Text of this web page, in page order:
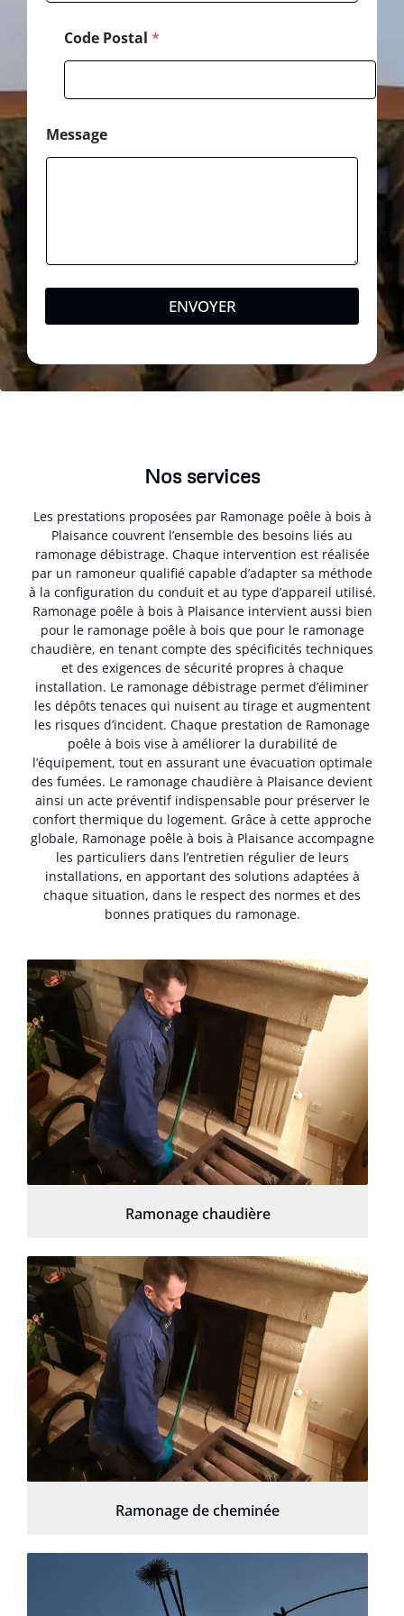
Code Postal *
Message
ENVOYER
Nos services
Les prestations proposées par Ramonage poêle à bois à
Plaisance couvrent l’ensemble des besoins liés au
ramonage débistrage. Chaque intervention est réalisée
par un ramoneur qualifié capable d’adapter sa méthode
à la configuration du conduit et au type d’appareil utilisé.
Ramonage poêle à bois à Plaisance intervient aussi bien
pour le ramonage poêle à bois que pour le ramonage
chaudière, en tenant compte des spécificités techniques
et des exigences de sécurité propres à chaque
installation. Le ramonage débistrage permet d’éliminer
les dépôts tenaces qui nuisent au tirage et augmentent
les risques d’incident. Chaque prestation de Ramonage
poêle à bois vise à améliorer la durabilité de
l’équipement, tout en assurant une évacuation optimale
des fumées. Le ramonage chaudière à Plaisance devient
ainsi un acte préventif indispensable pour préserver le
confort thermique du logement. Grâce à cette approche
globale, Ramonage poêle à bois à Plaisance accompagne
les particuliers dans l’entretien régulier de leurs
installations, en apportant des solutions adaptées à
chaque situation, dans le respect des normes et des
bonnes pratiques du ramonage.
Ramonage chaudière
Ramonage de cheminée